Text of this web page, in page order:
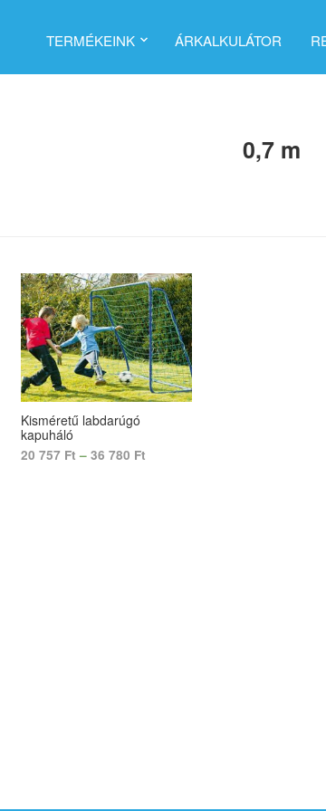
TERMÉKEINK ÁRKALKULÁTOR
0,7 m
Kisméretű labdarúgó
kapuháló
20 757 Ft – 36 780 Ft